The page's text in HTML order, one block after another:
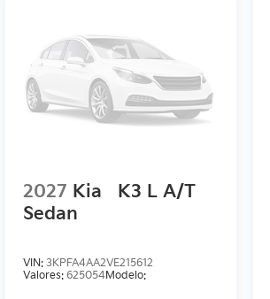
2027 Kia
K3 L A/T
Sedan
VIN:3KPFA4AA2VE215612
Valores:625054Modelo: